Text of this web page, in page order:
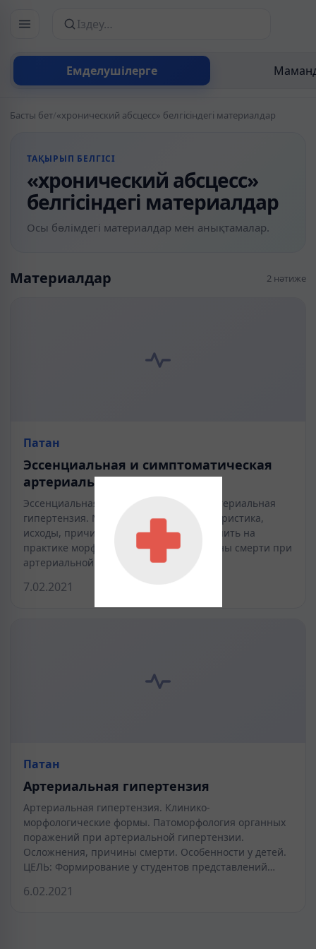
Емделушілерге
Сайттан іздеу
Басты бет/«хронический абсцесс» белгісіндегі материалдар
ТАҚЫРЫП БЕЛГІСІ
«хронический абсцесс»
белгісіндегі материалдар
Осы бөлімдегі материалдар мен анықтамалар.
Материалдар 2 нәтиже
Патан
Эссенциальная и симптоматическая
артериальная гипертензия
Эссенциальная и симптоматическая артериальная
гипертензия. Морфологическая характеристика,
исходы, причины смерти. Цель: Закрепить на
практике морфологию, исходы и причины смерти при
артериальной…
7.02.2021
Патан
Артериальная гипертензия
Артериальная гипертензия. Клинико-
морфологические формы. Патоморфология органных
поражений при артериальной гипертензии.
Осложнения, причины смерти. Особенности у детей.
ЦЕЛЬ: Формирование у студентов представлений…
6.02.2021